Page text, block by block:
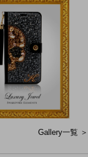
Gallery一覧 ＞